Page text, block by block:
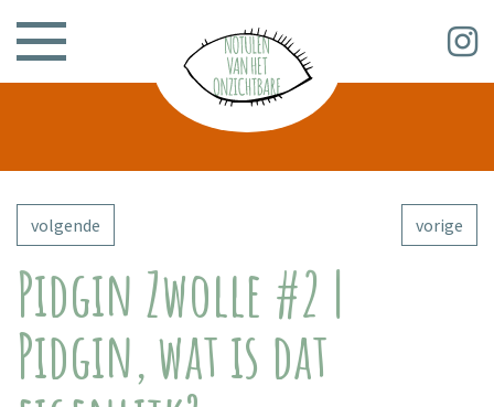
volgende vorige
Pidgin Zwolle #2 |
Pidgin, wat is dat